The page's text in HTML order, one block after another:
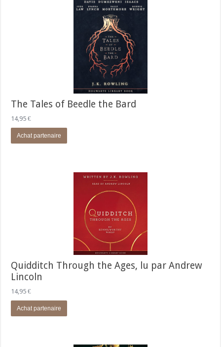
The Tales of Beedle the Bard
14,95 €
Achat partenaire
Quidditch Through the Ages, lu par Andrew
Lincoln
14,95 €
Achat partenaire